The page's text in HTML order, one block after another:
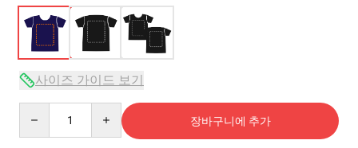
사이즈 가이드 보기
장바구니에 추가